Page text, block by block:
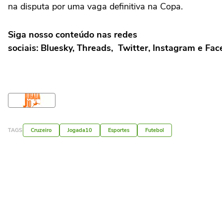
na disputa por uma vaga definitiva na Copa.
Siga nosso conteúdo nas redes
sociais: Bluesky, Threads, Twitter, Instagram e
TAGS Cruzeiro Jogada10 Esportes Futebol